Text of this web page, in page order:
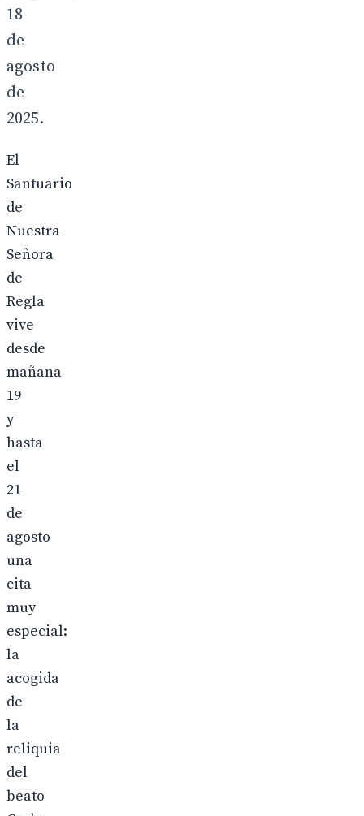
18
de
agosto
de
2025.
El
Santuario
de
Nuestra
Señora
de
Regla
vive
desde
mañana
19
y
hasta
el
21
de
agosto
una
cita
muy
especial:
la
acogida
de
la
reliquia
del
beato